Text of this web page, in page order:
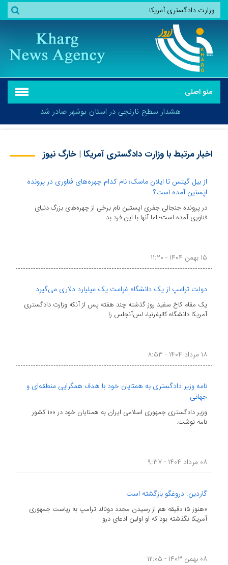
منو اصلی
هشدار سطح نارنجی در استان بوشهر صادر شد
هشدار سطح نارنجی در استان بوشهر صادر شد
اخبار مرتبط با وزارت دادگستری آمریکا | خارگ نیوز
از بیل گیتس تا ایلان ماسک؛ نام کدام چهره‌های فناوری در پرونده
اپستین آمده است؟
در پرونده جنجالی جفری اپستین نام برخی از چهره‌های بزرگ دنیای
فناوری آمده است؛ اما آنها با این فرد بد
۱۵ بهمن ۱۴۰۴ - ۱۱:۲۰
دولت ترامپ از یک دانشگاه غرامت یک میلیارد دلاری می‌گیرد
یک مقام کاخ سفید روز گذشته چند هفته پس از آنکه وزارت دادگستری
آمریکا دانشگاه کالیفرنیا، لس‌آنجلس را
۱۸ مرداد ۱۴۰۴ - ۸:۵۳
نامه وزیر دادگستری به همتایان خود با هدف همگرایی منطقه‌ای و
جهانی
وزیر دادگستری جمهوری اسلامی ایران به همتایان خود در ۱۰۰ کشور
نامه نوشت.
۰۸ مرداد ۱۴۰۴ - ۹:۳۷
گاردین: دروغگو بازگشته است
«هنوز ۱۵ دقیقه هم از رسیدن مجدد دونالد ترامپ به ریاست جمهوری
آمریکا نگذشته بود که او اولین ادعای درو
۰۸ بهمن ۱۴۰۳ - ۱۲:۰۵